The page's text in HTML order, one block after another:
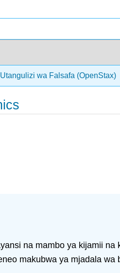
Utangulizi wa Falsafa (OpenStax)
na mambo ya kijamii
makubwa ya mjadala